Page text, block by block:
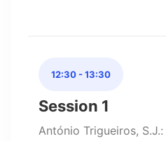
12:30 - 13:30
Session 1
António Trigueiros,